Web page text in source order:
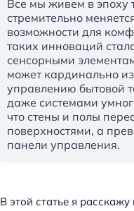
Все мы живем в эпоху
стремительно
возможности для
таких инноваций
сенсорными
может кардинально
управлению бытовой
даже системами
что стены и полы
поверхностями, а
панели управления.
В этой статье я